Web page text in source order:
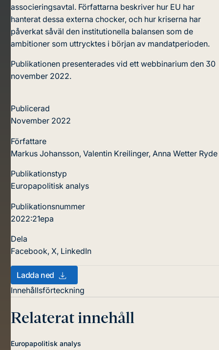
associeringsavtal. Författarna beskriver hur EU har
hanterat dessa externa chocker, och hur kriserna har
påverkat såväl den institutionella balansen som de
ambitioner som uttrycktes i början av mandatperioden.
Publikationen presenterades vid ettwebbinarium den 30
november 2022.
Publicerad
November 2022
Författare
Markus Johansson, Valentin Kreilinger, Anna Wetter Ryde
Publikationstyp
Europapolitisk analys
Publikationsnummer
2022:21epa
Dela
Facebook,X, LinkedIn
Ladda ned
Innehållsförteckning
Relaterat innehåll
Europapolitisk analys